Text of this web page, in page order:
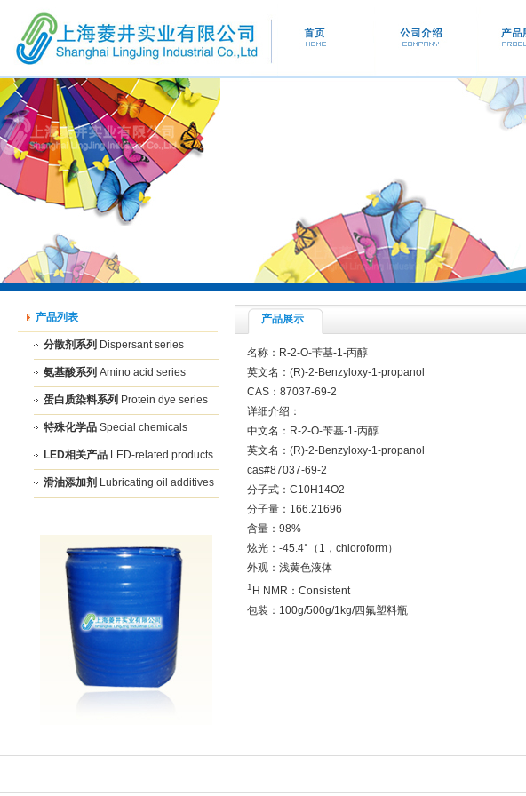
产品列表
分散剂系列 Dispersant series
氨基酸系列 Amino acid series
蛋白质染料系列 Protein dye series
特殊化学品 Special chemicals
LED相关产品 LED-related products
滑油添加剂 Lubricating oil additives
产品展示
名称：R-2-O-苄基-1-丙醇
英文名：(R)-2-Benzyloxy-1-propanol
CAS：87037-69-2
详细介绍：
中文名：R-2-O-苄基-1-丙醇
英文名：(R)-2-Benzyloxy-1-propanol
cas#87037-69-2
分子式：C10H14O2
分子量：166.21696
含量：98%
炫光：-45.4°（1，chloroform）
外观：浅黄色液体
1 H NMR：Consistent
包装：100g/500g/1kg/四氟塑料瓶